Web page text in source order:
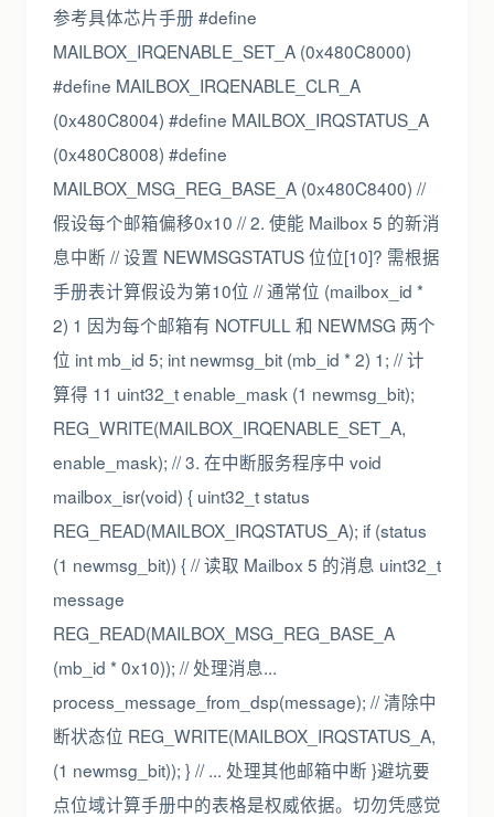
参考具体芯片手册 #define
MAILBOX_IRQENABLE_SET_A (0x480C8000)
#define MAILBOX_IRQENABLE_CLR_A
(0x480C8004) #define MAILBOX_IRQSTATUS_A
(0x480C8008) #define
MAILBOX_MSG_REG_BASE_A (0x480C8400) //
假设每个邮箱偏移0x10 // 2. 使能 Mailbox 5 的新消
息中断 // 设置 NEWMSGSTATUS 位位[10]? 需根据
手册表计算假设为第10位 // 通常位 (mailbox_id *
2) 1 因为每个邮箱有 NOTFULL 和 NEWMSG 两个
位 int mb_id 5; int newmsg_bit (mb_id * 2) 1; // 计
算得 11 uint32_t enable_mask (1 newmsg_bit);
REG_WRITE(MAILBOX_IRQENABLE_SET_A,
enable_mask); // 3. 在中断服务程序中 void
mailbox_isr(void) { uint32_t status
REG_READ(MAILBOX_IRQSTATUS_A); if (status
(1 newmsg_bit)) { // 读取 Mailbox 5 的消息 uint32_t
message
REG_READ(MAILBOX_MSG_REG_BASE_A
(mb_id * 0x10)); // 处理消息...
process_message_from_dsp(message); // 清除中
断状态位 REG_WRITE(MAILBOX_IRQSTATUS_A,
(1 newmsg_bit)); } // ... 处理其他邮箱中断 }避坑要
点位域计算手册中的表格是权威依据。切勿凭感觉